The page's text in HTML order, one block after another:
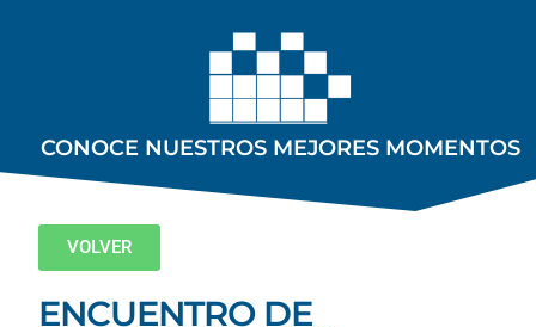
CONOCE NUESTROS MEJORES MOMENTOS
VOLVER
ENCUENTRO DE